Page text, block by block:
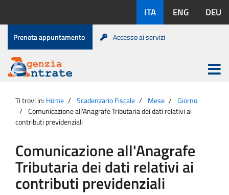
contenuto
disponibili:
ITA ENG DEU
Menu
di
servizio
Prenota appuntamento Accesso ai servizi
Agenzia
Entrate
Apri
menu
principale
Ti trovi in: Home Scadenzario Fiscale Mese
Giorno
Comunicazione all'Anagrafe Tributaria dei dati relativi ai
contributi previdenziali
Comunicazione all'Anagrafe
Tributaria dei dati relativi ai
contributi previdenziali